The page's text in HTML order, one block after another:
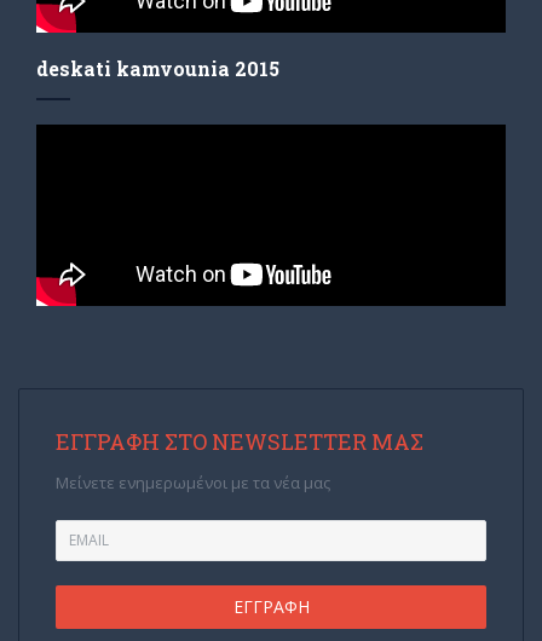
deskati kamvounia 2015
ΕΓΓΡΑΦΉ ΣΤΟ NEWSLETTER ΜΑΣ
Μείνετε ενημερωμένοι με τα νέα μας